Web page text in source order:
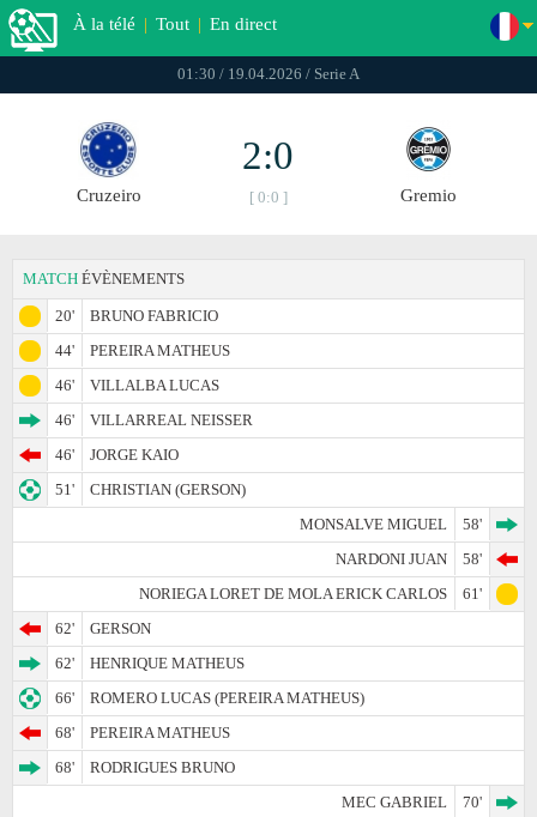
À la télé | Tout | En direct
01:30 / 19.04.2026 / Serie A
Cruzeiro
2:0
[ 0:0 ] Gremio
MATCH ÉVÈNEMENTS
20'
BRUNO FABRICIO
44'
PEREIRA MATHEUS
46'
VILLALBA LUCAS
46'
VILLARREAL NEISSER
46'
JORGE KAIO
51'
CHRISTIAN (GERSON)
MONSALVE MIGUEL
58'
NARDONI JUAN
58'
NORIEGA LORET DE MOLA ERICK CARLOS
61'
62'
GERSON
62'
HENRIQUE MATHEUS
66'
ROMERO LUCAS (PEREIRA MATHEUS)
68'
PEREIRA MATHEUS
68'
RODRIGUES BRUNO
MEC GABRIEL
70'